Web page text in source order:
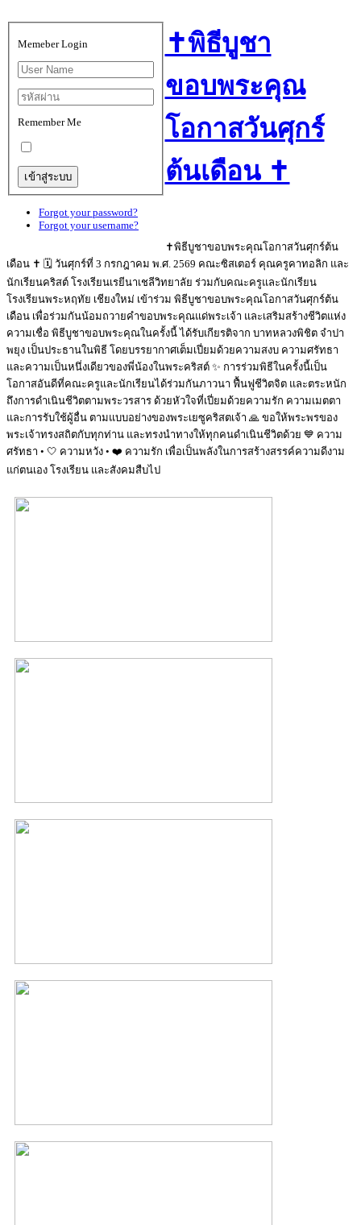
Memeber Login
Remember Me
Forgot your password?
Forgot your username?
✝️พิธีบูชา
ขอบพระคุณ
โอกาสวันศุกร์
ต้นเดือน ✝️
✝️พิธีบูชาขอบพระคุณโอกาสวันศุกร์ต้น
เดือน ✝️ 🗓️ วันศุกร์ที่ 3 กรกฎาคม พ.ศ. 2569 คณะซิสเตอร์ คุณครูคาทอลิก และ
นักเรียนคริสต์ โรงเรียนเรยีนาเชลีวิทยาลัย ร่วมกับคณะครูและนักเรียน
โรงเรียนพระหฤทัย เชียงใหม่ เข้าร่วม พิธีบูชาขอบพระคุณโอกาสวันศุกร์ต้น
เดือน เพื่อร่วมกันน้อมถวายคำขอบพระคุณแด่พระเจ้า และเสริมสร้างชีวิตแห่ง
ความเชื่อ พิธีบูชาขอบพระคุณในครั้งนี้ ได้รับเกียรติจาก บาทหลวงพิชิต จำปา
พยุง เป็นประธานในพิธี โดยบรรยากาศเต็มเปี่ยมด้วยความสงบ ความศรัทธา
และความเป็นหนึ่งเดียวของพี่น้องในพระคริสต์ ✨ การร่วมพิธีในครั้งนี้เป็น
โอกาสอันดีที่คณะครูและนักเรียนได้ร่วมกันภาวนา ฟื้นฟูชีวิตจิต และตระหนัก
ถึงการดำเนินชีวิตตามพระวรสาร ด้วยหัวใจที่เปี่ยมด้วยความรัก ความเมตตา
และการรับใช้ผู้อื่น ตามแบบอย่างของพระเยซูคริสตเจ้า 🙏 ขอให้พระพรของ
พระเจ้าทรงสถิตกับทุกท่าน และทรงนำทางให้ทุกคนดำเนินชีวิตด้วย 💙 ความ
ศรัทธา • 🤍 ความหวัง • ❤️ ความรัก เพื่อเป็นพลังในการสร้างสรรค์ความดีงาม
แก่ตนเอง โรงเรียน และสังคมสืบไป